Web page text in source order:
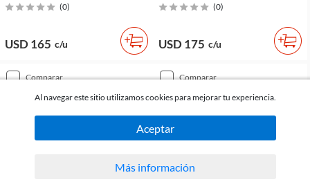
(0)
USD 165 c/u
(0)
USD 175 c/u
comparar
comparar
Al navegar este sitio utilizamos cookies para mejorar tu experiencia.
Aceptar
Más información